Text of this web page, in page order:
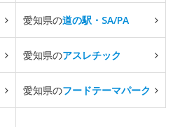
愛知県の道の駅・SA/PA
愛知県のアスレチック
愛知県のフードテーマパーク